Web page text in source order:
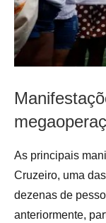
As principais
Cruzeiro, uma
dezenas de
anteriormente,